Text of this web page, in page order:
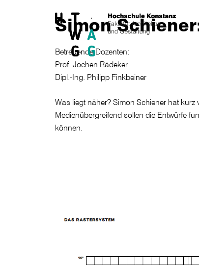
Simon
Betreuende Dozenten:
Prof. Jochen Rädeker
Dipl.-Ing. Philipp Finkbeiner
Was liegt näher? Simon Schiener hat kurz
Medienübergreifend sollen die Entwürfe
können.